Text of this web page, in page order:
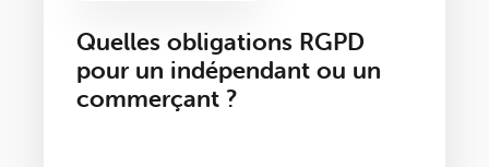
Quelles obligations RGPD
pour un indépendant ou un
commerçant ?